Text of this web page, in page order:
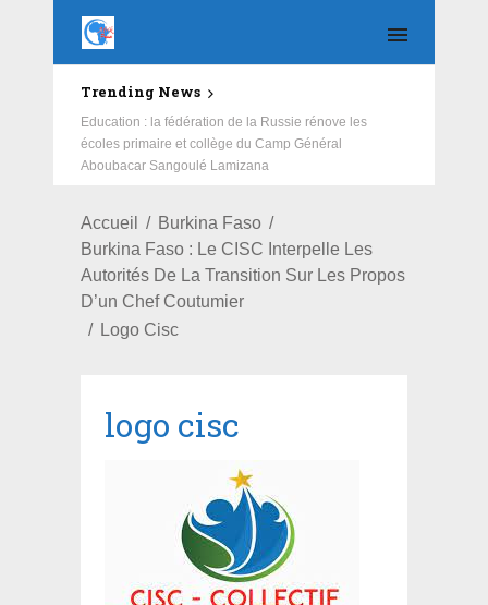
Trending News
Education : la fédération de la Russie rénove les
écoles primaire et collège du Camp Général
Aboubacar Sangoulé Lamizana
Accueil
Burkina Faso
Burkina Faso : Le CISC Interpelle Les
Autorités De La Transition Sur Les Propos
D’un Chef Coutumier
Logo Cisc
logo cisc